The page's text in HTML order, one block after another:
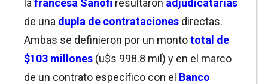
la francesa Sanofi resultaron adjudicatarias
de una dupla de contrataciones directas.
Ambas se definieron por un montototal de
$103 millones (u$s 998.8 mil) y en el marco
de un contrato específico con el Banco